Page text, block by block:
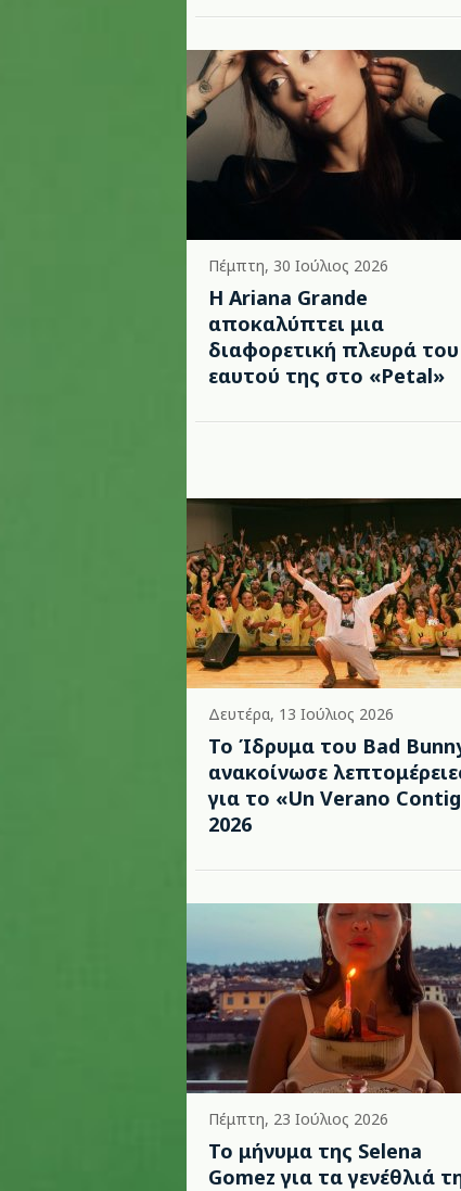
Πέμπτη, 30 Ιούλιος 2026
Η Ariana Grande
αποκαλύπτει μια
διαφορετική πλευρά του
εαυτού της στο «Petal»
Δευτέρα, 13 Ιούλιος 2026
Το Ίδρυμα του Bad
ανακοίνωσε
για το «Un Verano
2026
Πέμπτη, 23 Ιούλιος 2026
Το μήνυμα της Selena
Gomez για τα γενέθλιά